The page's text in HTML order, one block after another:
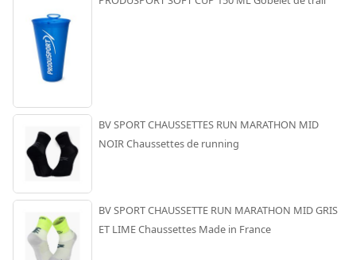
BV SPORT CHAUSSETTES RUN MARATHON MID
NOIR Chaussettes de running
BV SPORT CHAUSSETTE RUN MARATHON MID GRIS
ET LIME Chaussettes Made in France